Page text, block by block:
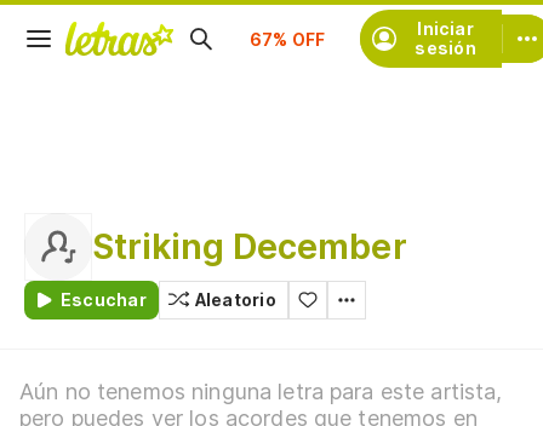
Iniciar
sesión
Suscríbete
Striking December
Escuchar Aleatorio
Aún no tenemos ninguna letra para este artista,
pero puedes ver los acordes que tenemos en